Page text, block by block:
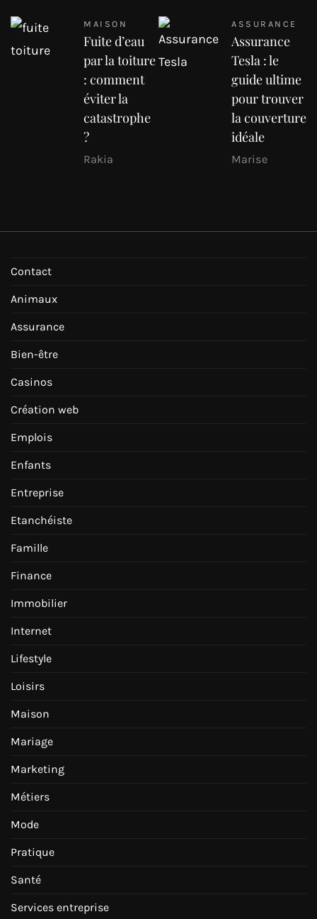
MAISON
Fuite d’eau
par la toiture
: comment
éviter la
catastrophe
?
Rakia
ASSURANCE
Assurance
Tesla : le
guide ultime
pour trouver
la couverture
idéale
Marise
Contact
Animaux
Assurance
Bien-être
Casinos
Création web
Emplois
Enfants
Entreprise
Etanchéiste
Famille
Finance
Immobilier
Internet
Lifestyle
Loisirs
Maison
Mariage
Marketing
Métiers
Mode
Pratique
Santé
Services entreprise